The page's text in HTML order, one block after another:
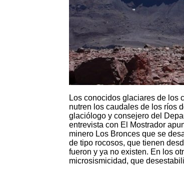
Los conocidos glaciares de los
nutren los caudales de los ríos
glaciólogo y consejero del
entrevista con El Mostrador
minero Los Bronces que se
de tipo rocosos, que tienen
fueron y ya no existen. En los
microsismicidad, que